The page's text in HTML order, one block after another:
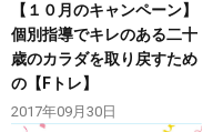
【１０月のキャンペーン】
個別指導でキレのある二十
歳のカラダを取り戻すため
の【Fトレ】
2017年09月30日